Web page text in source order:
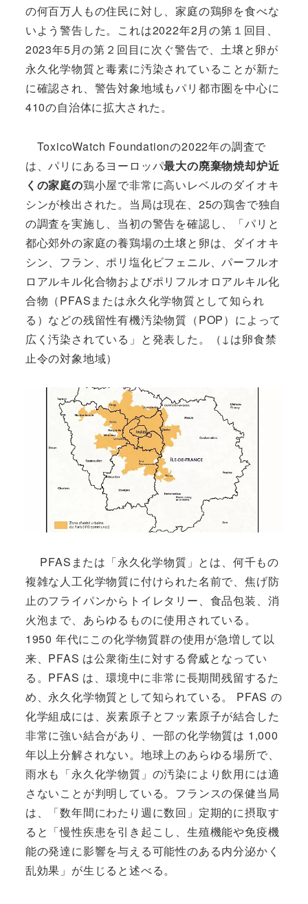
の何百万人もの住民に対し、家庭の鶏卵を食べな
いよう警告した。これは2022年2月の第１回目、
2023年5月の第２回目に次ぐ警告で、土壌と卵が
永久化学物質と毒素に汚染されていることが新た
に確認され、警告対象地域もパリ都市圏を中心に
410の自治体に拡大された。
ToxicoWatch Foundationの2022年の調査で
は、パリにあるヨーロッパ最大の廃棄物焼却炉近
くの家庭の鶏小屋で非常に高いレベルのダイオキ
シンが検出された。当局は現在、25の鶏舎で独自
の調査を実施し、当初の警告を確認し、「パリと
都心郊外の家庭の養鶏場の土壌と卵は、ダイオキ
シン、フラン、ポリ塩化ビフェニル、パーフルオ
ロアルキル化合物およびポリフルオロアルキル化
合物（PFASまたは永久化学物質として知られ
る）などの残留性有機汚染物質（POP）によって
広く汚染されている」と発表した。（↓は卵食禁
止令の対象地域）
PFASまたは「永久化学物質」とは、何千もの
複雑な人工化学物質に付けられた名前で、焦げ防
止のフライパンからトイレタリー、食品包装、消
火泡まで、あらゆるものに使用されている。
1950 年代にこの化学物質群の使用が急増して以
来、PFAS は公衆衛生に対する脅威となってい
る。PFAS は、環境中に非常に長期間残留するた
め、永久化学物質として知られている。 PFAS の
化学組成には、炭素原子とフッ素原子が結合した
非常に強い結合があり、一部の化学物質は 1,000
年以上分解されない。地球上のあらゆる場所で、
雨水も「永久化学物質」の汚染により飲用には適
さないことが判明している。フランスの保健当局
は、「数年間にわたり週に数回」定期的に摂取す
ると「慢性疾患を引き起こし、生殖機能や免疫機
能の発達に影響を与える可能性のある内分泌かく
乱効果」が生じると述べる。